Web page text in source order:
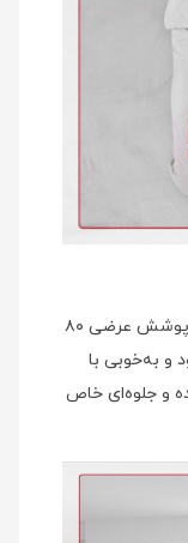
پرده پانچی با ارتفاع تا ۲۸۰ سانتی‌متر و پوشش عرضی ۸۰
و به‌خوبی با
و جلوه‌ای خاص